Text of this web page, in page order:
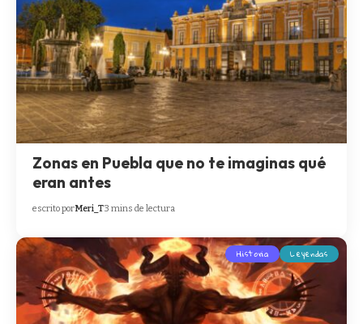
Zonas en Puebla que no te imaginas qué
eran antes
escrito porMeri_T3 mins de lectura
Historia Leyendas